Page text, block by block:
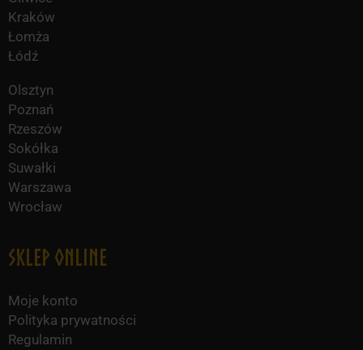
Kraków
Łomża
Łódź
Olsztyn
Poznań
Rzeszów
Sokółka
Suwałki
Warszawa
Wrocław
Sklep online
Moje konto
Polityka prywatności
Regulamin